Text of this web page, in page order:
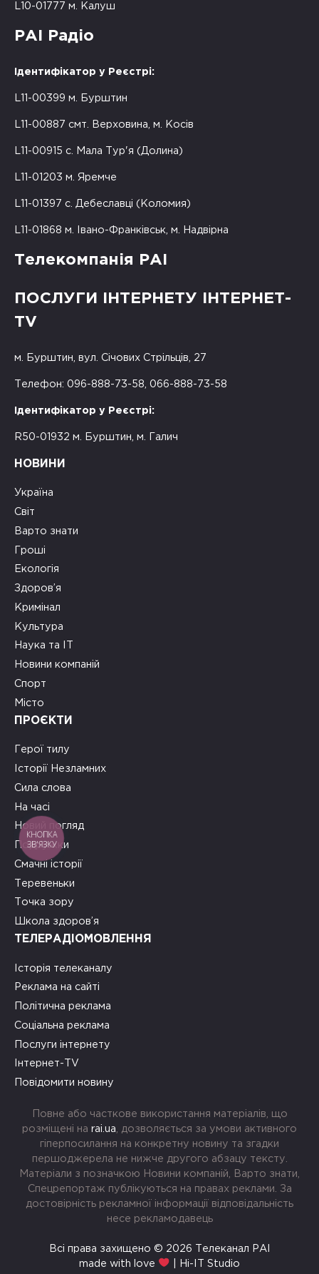
L10-01777 м. Калуш
РАІ Радіо
Ідентифікатор у Реєстрі:
L11-00399 м. Бурштин
L11-00887 смт. Верховина, м. Косів
L11-00915 с. Мала Тур'я (Долина)
L11-01203 м. Яремче
L11-01397 с. Дебеславці (Коломия)
L11-01868 м. Івано-Франківськ, м. Надвірна
Телекомпанія РАІ
ПОСЛУГИ ІНТЕРНЕТУ ІНТЕРНЕТ-
TV
м. Бурштин, вул. Січових Стрільців, 27
Телефон: 096-888-73-58, 066-888-73-58
Ідентифікатор у Реєстрі:
R50-01932 м. Бурштин, м. Галич
НОВИНИ
Україна
Світ
Варто знати
Гроші
Екологія
Здоров’я
Кримінал
Культура
Наука та ІТ
Новини компаній
Спорт
Місто
ПРОЄКТИ
Герої тилу
Історії Незламних
Сила слова
На часі
Новий погляд
Подружки
Смачні історії
Теревеньки
Точка зору
Школа здоров’я
ТЕЛЕРАДІОМОВЛЕННЯ
Історія телеканалу
Реклама на сайті
Політична реклама
Соціальна реклама
Послуги інтернету
Інтернет-TV
Повідомити новину
Повне або часткове використання матеріалів, що
розміщені на rai.ua , дозволяється за умови активного
гіперпосилання на конкретну новину та згадки
першоджерела не нижче другого абзацу тексту.
Матеріали з позначкою Новини компаній, Варто знати,
Спецрепортаж публікуються на правах реклами. За
достовірність рекламної інформації відповідальність
несе рекламодавець
Всі права захищено © 2026 Телеканал РАІ
made with love
| Hi-IT Studio
КНОПКА
ЗВ'ЯЗКУ